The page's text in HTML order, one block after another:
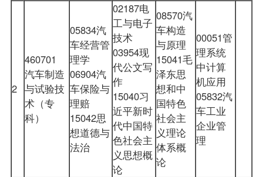
2
460701
汽车制造
与试验技
术（专
科）
05834汽
车经营管
理学
06904汽
车保险与
理赔
15042思
想道德与
法治
02187电
工与电子
技术
03954现
代公文写
作
15040习
近平新时
代中国特
色社会主
义思想概
论
08570汽
车构造
与原理
15041毛
泽东思
想和中
国特色
社会主
义理论
体系概
论
00051管
理系统
中计算
机应用
05832汽
车工业
企业管
理